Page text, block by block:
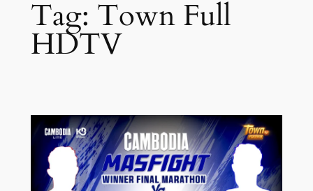
Tag: Town Full
HDTV